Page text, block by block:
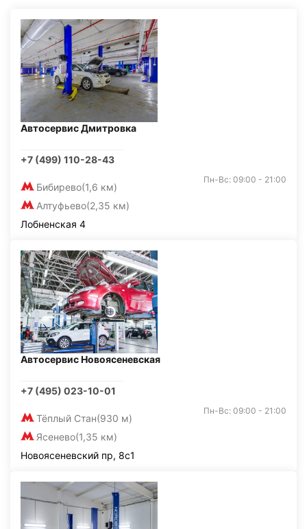
Автосервис Дмитровка
+7 (499) 110-28-43
Бибирево(1,6 км)
Алтуфьево(2,35 км)
Пн-Вс: 09:00 - 21:00
Лобненская 4
Автосервис Новоясеневская
+7 (495) 023-10-01
Тёплый Стан(930 м)
Ясенево(1,35 км)
Пн-Вс: 09:00 - 21:00
Новоясеневский пр, 8с1